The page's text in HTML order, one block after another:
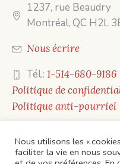
1237, rue Beaudry
Montréal, QC H2L
Nous écrire
Tél.:1-514-680-9186
Politique de
Politique anti-pourriel
Nous utilisons les «
faciliter la vie en nous